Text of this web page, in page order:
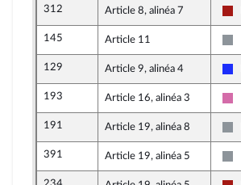
312 Article 8, alinéa 7
145 Article 11
129 Article 9, alinéa 4
193 Article 16, alinéa 3
191 Article 19, alinéa 8
391 Article 19, alinéa 5